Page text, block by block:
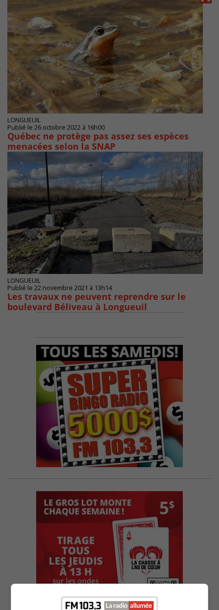
LONGUEUIL
Publié le 26 octobre 2022 à 16h00
Québec ne protège pas assez ses espèces
menacées selon la SNAP
LONGUEUIL
Publié le 22 novembre 2021 à 13h14
Les travaux ne peuvent reprendre sur le
boulevard Béliveau à Longueuil